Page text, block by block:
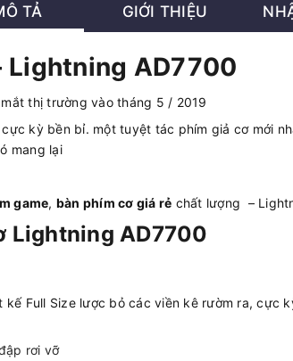
TẢ GIỚI THIỆU
Lightning AD7700
thị trường vào tháng 5 / 2019
kỳ bền bỉ. một tuyệt tác phím giả cơ mới
mang lại
game, bàn phím cơ giá rẻ chất lượng –
Lightning AD7700
kế Full Size lược bỏ các viền kê rườm ra, cực
rơi vỡ